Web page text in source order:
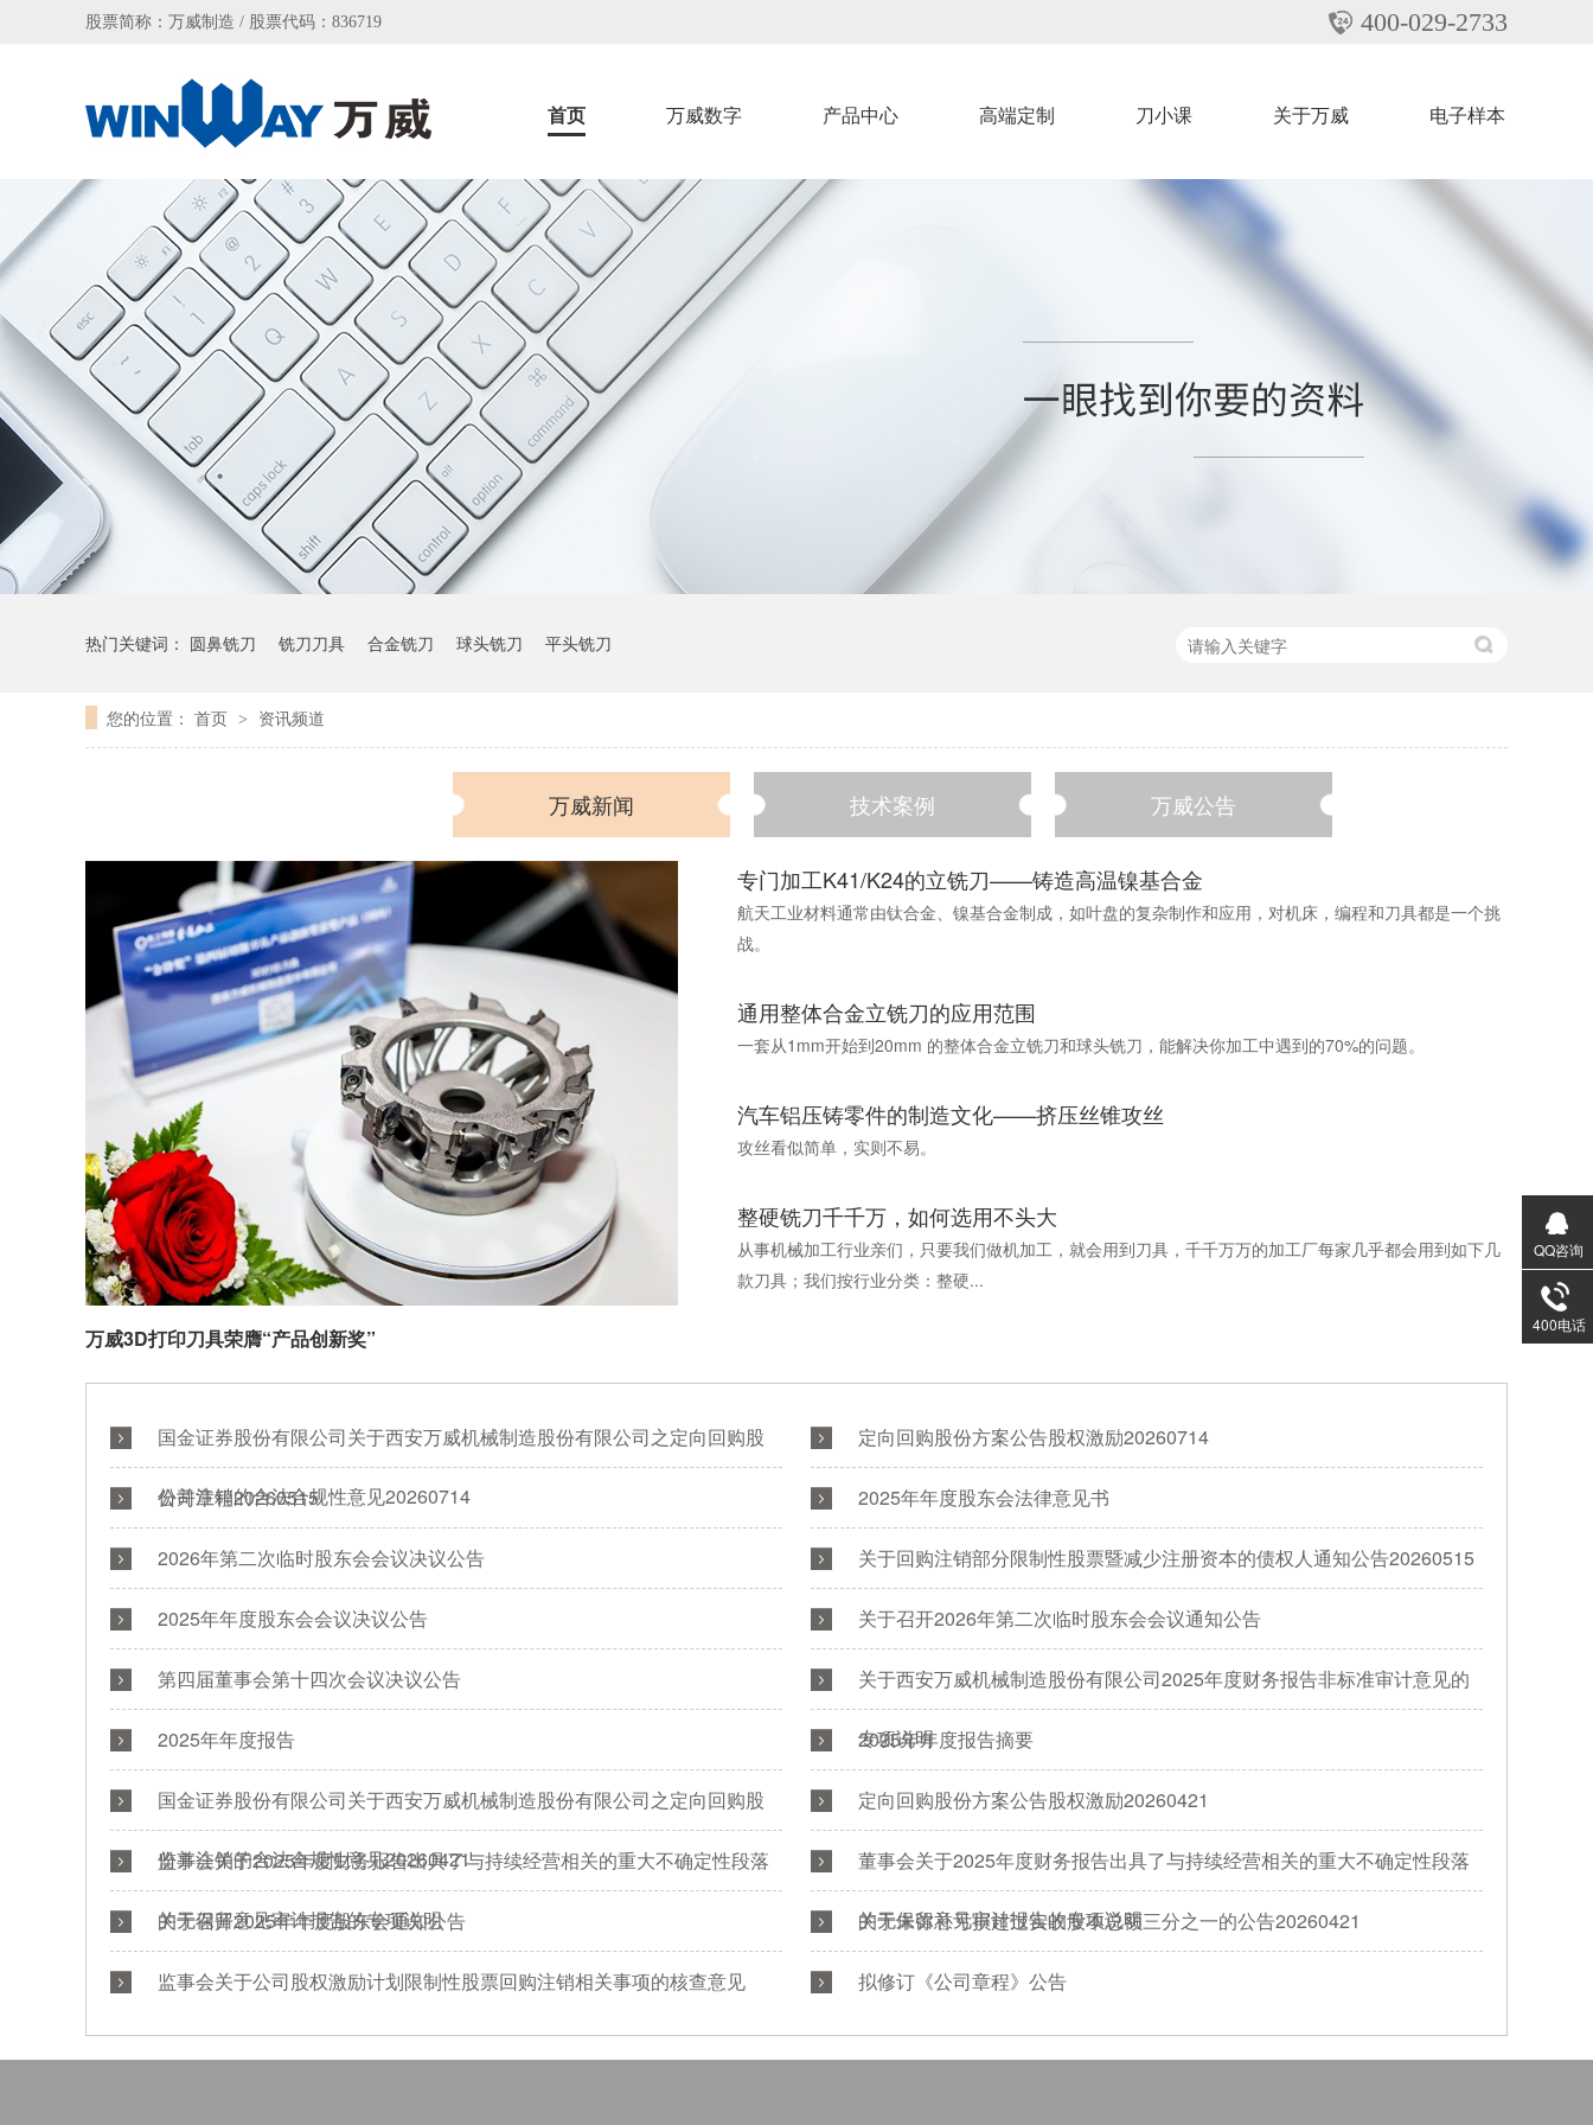
400-029-2733
股票简称：万威制造 / 股票代码：836719
首页 万威数字 产品中心 高端定制 刀小课 关于万威 电子样本
热门关键词： 圆鼻铣刀 铣刀刀具 合金铣刀 球头铣刀 平头铣刀
您的位置： 首页 > 资讯频道
万威新闻 技术案例 万威公告
万威数字
万威3D打印刀具荣膺“产品创新奖”
专门加工K41/K24的立铣刀——铸造高温镍基合金
航天工业材料通常由钛合金、镍基合金制成，如叶盘的复杂制作和应用，对机床，编程和刀具都是一个挑
战。
通用整体合金立铣刀的应用范围
一套从1mm开始到20mm 的整体合金立铣刀和球头铣刀，能解决你加工中遇到的70%的问题。
汽车铝压铸零件的制造文化——挤压丝锥攻丝
攻丝看似简单，实则不易。
整硬铣刀千千万，如何选用不头大
从事机械加工行业亲们，只要我们做机加工，就会用到刀具，千千万万的加工厂每家几乎都会用到如下几
款刀具；我们按行业分类：整硬...
国金证券股份有限公司关于西安万威机械制造股份有限公司之定向回购股
份并注销的合法合规性意见20260714
定向回购股份方案公告股权激励20260714
公司章程20260515 2025年年度股东会法律意见书
2026年第二次临时股东会会议决议公告 关于回购注销部分限制性股票暨减少注册资本的债权人通知公告20260515
2025年年度股东会会议决议公告 关于召开2026年第二次临时股东会会议通知公告
第四届董事会第十四次会议决议公告 关于西安万威机械制造股份有限公司2025年度财务报告非标准审计意见的
专项说明
2025年年度报告 2025年年度报告摘要
国金证券股份有限公司关于西安万威机械制造股份有限公司之定向回购股
份并注销的合法合规性意见20260421
定向回购股份方案公告股权激励20260421
监事会关于2025年度财务报告出具了与持续经营相关的重大不确定性段落
的无保留意见审计报告的专项说明
董事会关于2025年度财务报告出具了与持续经营相关的重大不确定性段落
的无保留意见审计报告的专项说明
关于召开2025年年度股东会通知公告 关于未弥补亏损超过实收股本总额三分之一的公告20260421
监事会关于公司股权激励计划限制性股票回购注销相关事项的核查意见
20260421
拟修订《公司章程》公告
QQ咨询
400电话